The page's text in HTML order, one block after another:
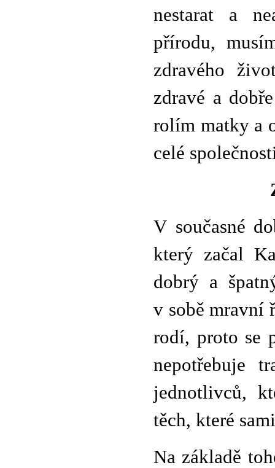
nestarat a
přírodu,
zdravého
zdravé a
rolím matky a
celé
V současné
který začal
dobrý a
v sobě mravní
rodí, proto se
nepotřebuje
jednotlivců,
těch, které
Na základě